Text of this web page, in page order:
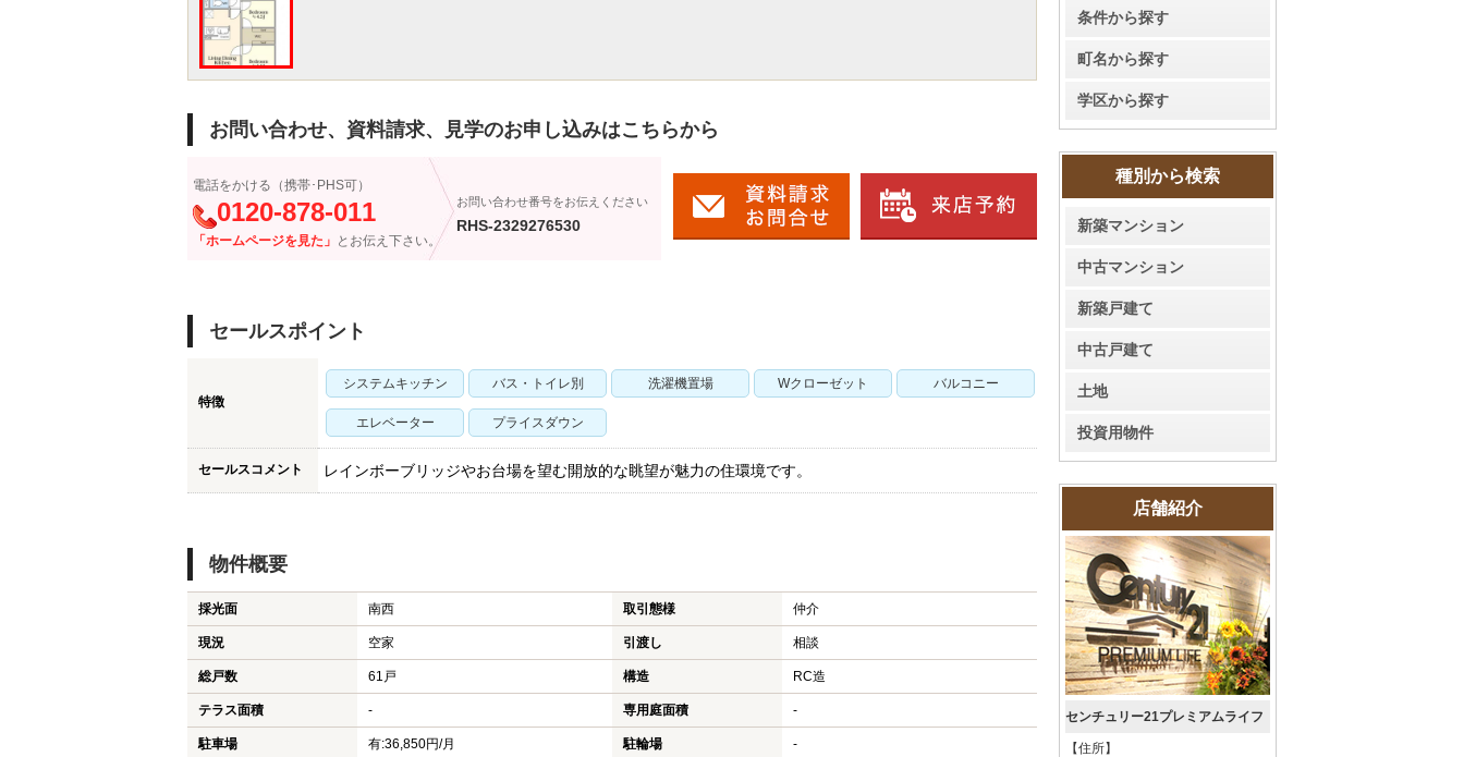
お問い合わせ、資料請求、見学のお申し込みはこちらから
電話をかける（携帯･PHS可）
0120-878-011
「ホームページを見た」 とお伝え下さい。
お問い合わせ番号をお伝えください
RHS-2329276530
セールスポイント
特徴
システムキッチン バス・トイレ別 洗濯機置場 Wクローゼット バルコニー
エレベーター プライスダウン
セールスコメント レインボーブリッジやお台場を望む開放的な眺望が魅力の住環境です。
物件概要
採光面 南西 取引態様 仲介
現況 空家 引渡し 相談
総戸数 61戸 構造 RC造
テラス面積 - 専用庭面積 -
駐車場 有:36,850円/月 駐輪場 -
条件から探す
町名から探す
学区から探す
種別から検索
新築マンション
中古マンション
新築戸建て
中古戸建て
土地
投資用物件
店舗紹介
センチュリー21プレミアムライフ
【住所】